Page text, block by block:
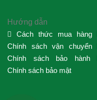
Hướng dẫn
Cách thức mua hàng
Chính sách vận chuyển
Chính sách bảo hành
Chính sách bảo mật